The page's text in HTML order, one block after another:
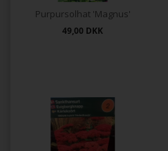
Purpursolhat 'Magnus'
49,00 DKK